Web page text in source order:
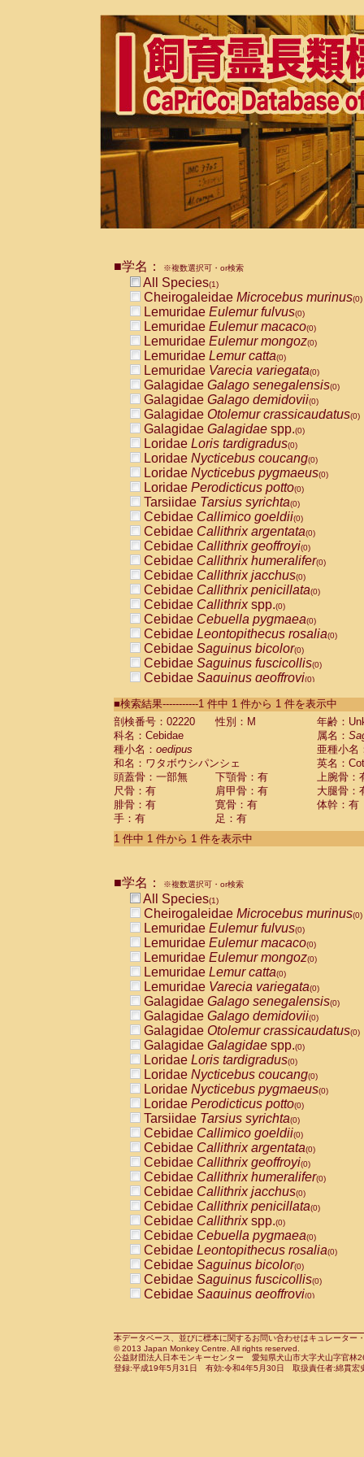
■学名： ※複数選択可・or検索
All Species(1)
Cheirogaleidae Microcebus murinus(0)
Lemuridae Eulemur fulvus(0)
Lemuridae Eulemur macaco(0)
Lemuridae Eulemur mongoz(0)
Lemuridae Lemur catta(0)
Lemuridae Varecia variegata(0)
Galagidae Galago senegalensis(0)
Galagidae Galago demidovii(0)
Galagidae Otolemur crassicaudatus(0)
Galagidae Galagidae spp.(0)
Loridae Loris tardigradus(0)
Loridae Nycticebus coucang(0)
Loridae Nycticebus pygmaeus(0)
Loridae Perodicticus potto(0)
Tarsiidae Tarsius syrichta(0)
Cebidae Callimico goeldii(0)
Cebidae Callithrix argentata(0)
Cebidae Callithrix geoffroyi(0)
Cebidae Callithrix humeralifer(0)
Cebidae Callithrix jacchus(0)
Cebidae Callithrix penicillata(0)
Cebidae Callithrixspp.(0)
Cebidae Cebuella pygmaea(0)
Cebidae Leontopithecus rosalia(0)
Cebidae Saguinus bicolor(0)
Cebidae Saguinus fuscicollis(0)
Cebidae Saguinus geoffroyi(0)
CebidaeSaguinus labiatus(0)
Cebidae Saguinus leucopus (0)
Cebidae
Cebidae
CebidaeSaguinus nigricollis (0)
Cebidae Saguinus oedipus
Cebidae Saguinus weddelli
Cebidae Saguinusspp.
Cebidae Aotus trivirgatus
Cebidae Cebus albifrons
CebidaeCebus nigrivittatus
CebidaeCebus
CebidaeSaimiri boliviensis(0)
CebidaeSaimiri sciureus(0)
AtelidaeAlouatta caraya(0)
AtelidaeAlouatta fusca(0)
AtelidaeAlouatta seniculus
AtelidaeAlouattaspp.(0)
AtelidaeAteles belzebuth(0)
AtelidaeAteles geoffroyi(0)
AtelidaeAteles paniscus(0)
AtelidaeAtelesspp.(0)
Atelidae Lagothrix lagothricha
AtelidaeLagothrix lagothricha cana
PitheciidaeCacajao calvus
PitheciidaeCallicebus cupreus
PitheciidaeCallicebus donacophilus
PitheciidaeCallicebus moloch
PitheciidaeCallicebus torquatus
PitheciidaeCallicebusspp.(0)
PitheciidaeChiropotes satanas(0)
PitheciidaePithecia monachus
PitheciidaePithecia pithecia(0)
CercopithecidaeCercocebus agilis
CercopithecidaeCercocebus
CercopithecidaeCercocebus
CercopithecidaeCercocebus
CercopithecidaeCercocebus
CercopithecidaeCercocebushybrid
CercopithecidaePapio anubis(0)
CercopithecidaePapio cynocephalus
CercopithecidaePapio hamadryas(0)
■検索結果-----------1 件中 1 件から 1 件を表示中
剖検番号：02220
性別：M
年齢：
科名：Cebidae
属名：
種小名： oedipus
亜種小名
和名：ワタボウシパンシェ
英名：
頭蓋骨：一部無
下顎骨：有
上腕骨：
尺骨：有
肩甲骨：有
大腿骨：
腓骨：有
寛骨：有
体幹：有
手：有
足：有
1 件中 1 件から 1 件を表示中
■学名： ※複数選択可・or検索
All Species(1)
Cheirogaleidae Microcebus murinus(0)
Lemuridae Eulemur fulvus(0)
Lemuridae Eulemur macaco(0)
Lemuridae Eulemur mongoz(0)
Lemuridae Lemur catta(0)
Lemuridae Varecia variegata(0)
Galagidae Galago senegalensis(0)
Galagidae Galago demidovii(0)
Galagidae Otolemur crassicaudatus(0)
Galagidae Galagidae spp.(0)
Loridae Loris tardigradus(0)
Loridae Nycticebus coucang(0)
Loridae Nycticebus pygmaeus(0)
Loridae Perodicticus potto(0)
Tarsiidae Tarsius syrichta(0)
Cebidae Callimico goeldii(0)
Cebidae Callithrix argentata(0)
Cebidae Callithrix geoffroyi(0)
Cebidae Callithrix humeralifer(0)
Cebidae Callithrix jacchus(0)
Cebidae Callithrix penicillata(0)
Cebidae Callithrixspp.(0)
Cebidae Cebuella pygmaea(0)
Cebidae Leontopithecus rosalia(0)
Cebidae Saguinus bicolor(0)
Cebidae Saguinus fuscicollis(0)
Cebidae Saguinus geoffroyi(0)
CebidaeSaguinus leucopus(0)
CebidaeSaguinus midas(0)
Cebidae Saguinus mystax(0)
本データベース、並びに標本に関するお問い合わせはキュレータ
© 2013 Japan Monkey Centre. All rights reserved.
公益財団法人日本モンキーセンター 愛知県犬山市大字犬山字官
登録:平成19年5月31日 有効:令和4年5月30日 取扱責任者:綿貫宏